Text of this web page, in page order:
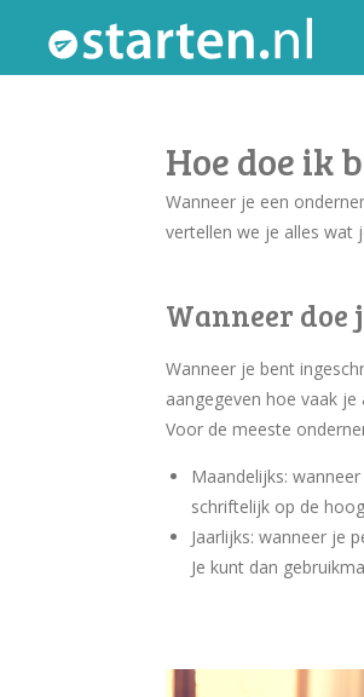
direct
Hoe doe ik
Wanneer je een
vertellen we je alles wat
Wanneer doe
Wanneer je bent
aangegeven hoe vaak
Voor de meeste
Maandelijks:
schriftelijk op de
Jaarlijks: wanneer je
Je kunt dan